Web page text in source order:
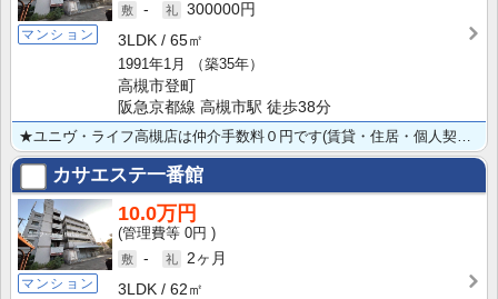
マンション
-
300000円
3LDK
65㎡
1991年1月
（築35年）
高槻市登町
阪急京都線 高槻市駅 徒歩38分
カサエステ一番館
マンション
10.0万円
0円
-
2ヶ月
3LDK
62㎡